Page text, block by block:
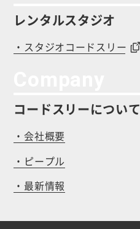
レンタルスタジオ
・スタジオコードスリー
コードスリーについて
・会社概要
・ピープル
・最新情報